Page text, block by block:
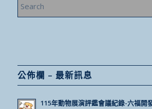
公佈欄 – 最新訊息
115年動物展演評鑑會議紀錄-六福開